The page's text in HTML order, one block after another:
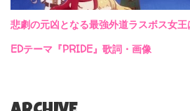
悲劇の元凶となる最強外道ラスボス女
EDテーマ『PRIDE』歌詞・画像